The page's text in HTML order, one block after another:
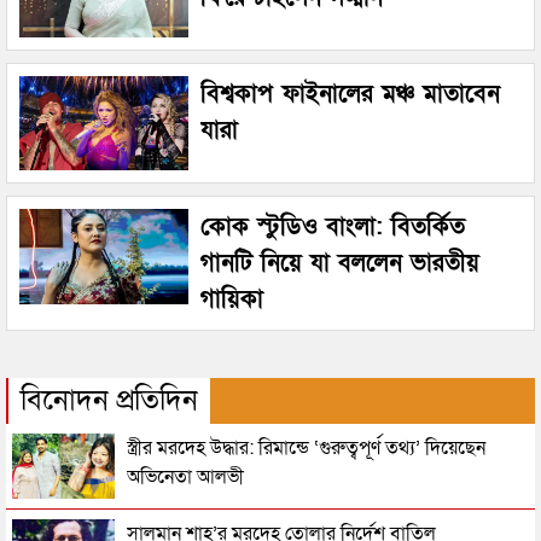
বিশ্বকাপ ফাইনালের মঞ্চ মাতাবেন
যারা
কোক স্টুডিও বাংলা: বিতর্কিত
গানটি নিয়ে যা বললেন ভারতীয়
গায়িকা
বিনোদন প্রতিদিন
স্ত্রীর মরদেহ উদ্ধার: রিমান্ডে ‘গুরুত্বপূর্ণ তথ্য’ দিয়েছেন
অভিনেতা আলভী
সালমান শাহ’র মরদেহ তোলার নির্দেশ বাতিল